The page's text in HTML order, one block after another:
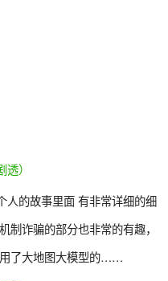
）
人的故事里面 有非常详细的细
制诈骗的部分也非常的有趣，
了大地图大模型的……